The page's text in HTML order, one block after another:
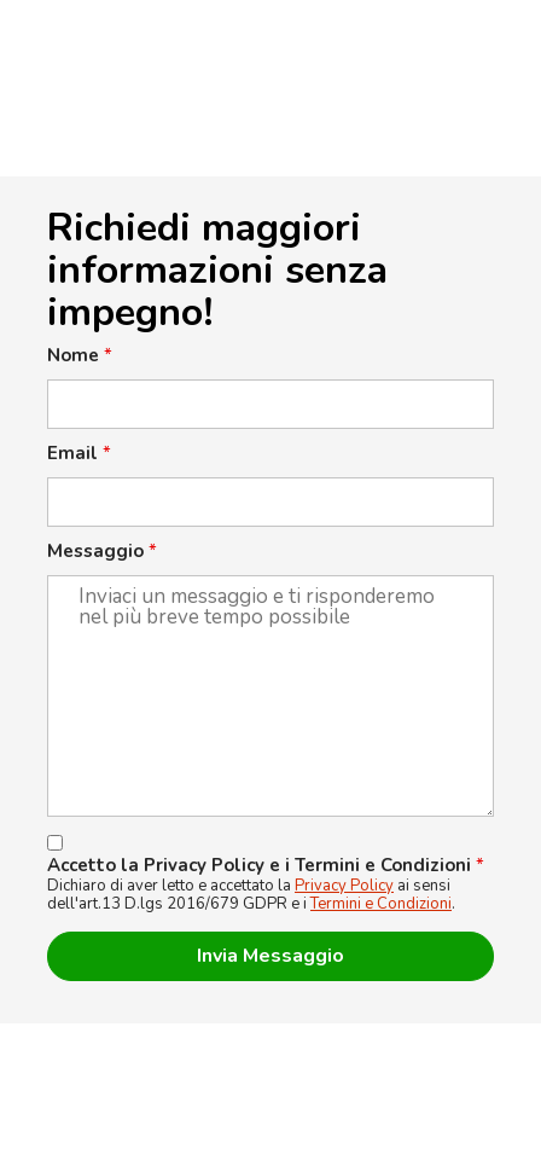
Richiedi maggiori
informazioni senza
impegno!
Nome *
Email *
Messaggio *
Accetto la Privacy Policy e i Termini e Condizioni *
Dichiaro di aver letto e accettato la Privacy Policy ai sensi
dell'art.13 D.lgs 2016/679 GDPR e iTermini e Condizioni.